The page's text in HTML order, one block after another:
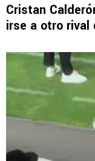
Cristan
irse a otro rival